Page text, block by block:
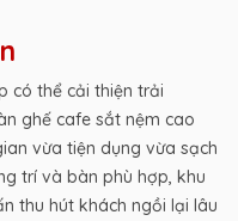
có thể cải thiện trải
ghế cafe sắt nệm cao
vừa tiện dụng vừa sạch
trí và bàn phù hợp, khu
thu hút khách ngồi lại lâu